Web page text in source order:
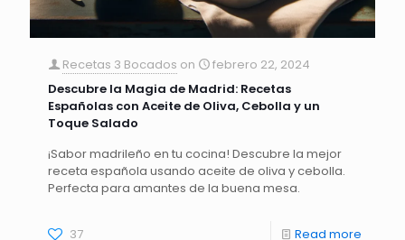
Recetas 3 Bocados on
febrero 22, 2024
Descubre la Magia de Madrid: Recetas
Españolas con Aceite de Oliva, Cebolla y un
Toque Salado
¡Sabor madrileño en tu cocina! Descubre la mejor
receta española usando aceite de oliva y cebolla.
Perfecta para amantes de la buena mesa.
37 Read more